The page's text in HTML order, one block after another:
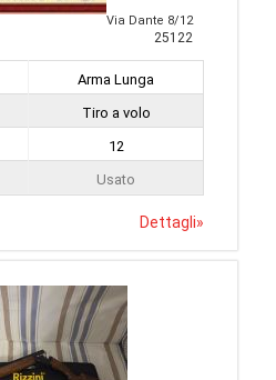
Via Dante 8/12
25122
Arma Lunga
Tiro a volo
12
Usato
Dettagli»